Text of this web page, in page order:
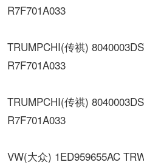
R7F701A033
TRUMPCHI(传祺)
R7F701A033
TRUMPCHI(传祺)
R7F701A033
VW(大众) 1ED959655AC